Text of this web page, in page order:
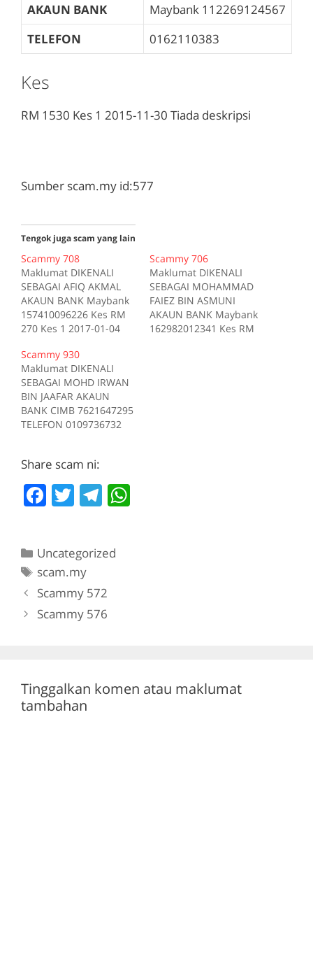
AKAUN BANK
Maybank 112269124567
TELEFON
0162110383
Kes
RM 1530 Kes 1 2015-11-30 Tiada deskripsi
Sumber scam.my id:577
Tengok juga scam yang lain
Scammy 708
Maklumat DIKENALI
SEBAGAI AFIQ AKMAL
AKAUN BANK Maybank
157410096226 Kes RM
270 Kes 1 2017-01-04
Sumber scam.my id:708
Scammy 706
Maklumat DIKENALI
SEBAGAI MOHAMMAD
FAIEZ BIN ASMUNI
AKAUN BANK Maybank
162982012341 Kes RM
Scammy 930
Maklumat DIKENALI
SEBAGAI MOHD IRWAN
BIN JAAFAR AKAUN
BANK CIMB 7621647295
TELEFON 0109736732
deskripsi Sumber
Share scam ni:
F
a
e
b
o
o
T
w
er
T
el
gr
a
m
Categories
Uncategorized
Tags
scam.my
Scammy 572
Scammy 576
Tinggalkan komen atau maklumat
tambahan